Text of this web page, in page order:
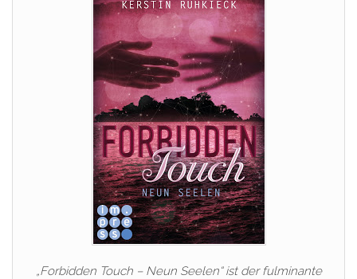
„Forbidden Touch – Neun Seelen“ ist der fulminante